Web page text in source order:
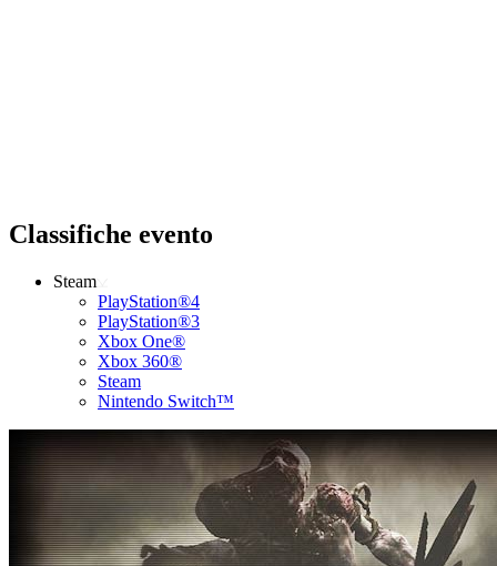
Classifiche evento
Steam
PlayStation®4
PlayStation®3
Xbox One®
Xbox 360®
Steam
Nintendo Switch™